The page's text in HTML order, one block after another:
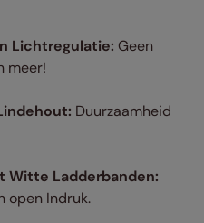
Lichtregulatie: Geen
meer!
Duurzaamheid
Witte Ladderbanden:
open Indruk.